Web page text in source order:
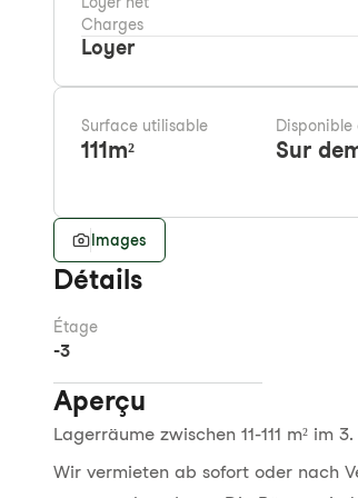
Charges
Loyer
Surface utilisable
111m² Sur
Images
Détails
Étage
-3
Aperçu
Lagerräume zwischen 11-111 m² im 3.
Wir vermieten ab sofort oder nach